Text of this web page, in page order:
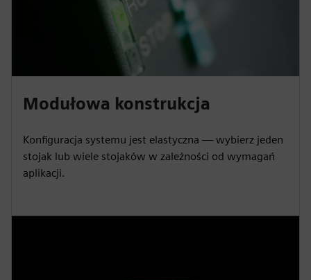
Modułowa konstrukcja
Konfiguracja systemu jest elastyczna — wybierz jeden
stojak lub wiele stojaków w zależności od wymagań
aplikacji.